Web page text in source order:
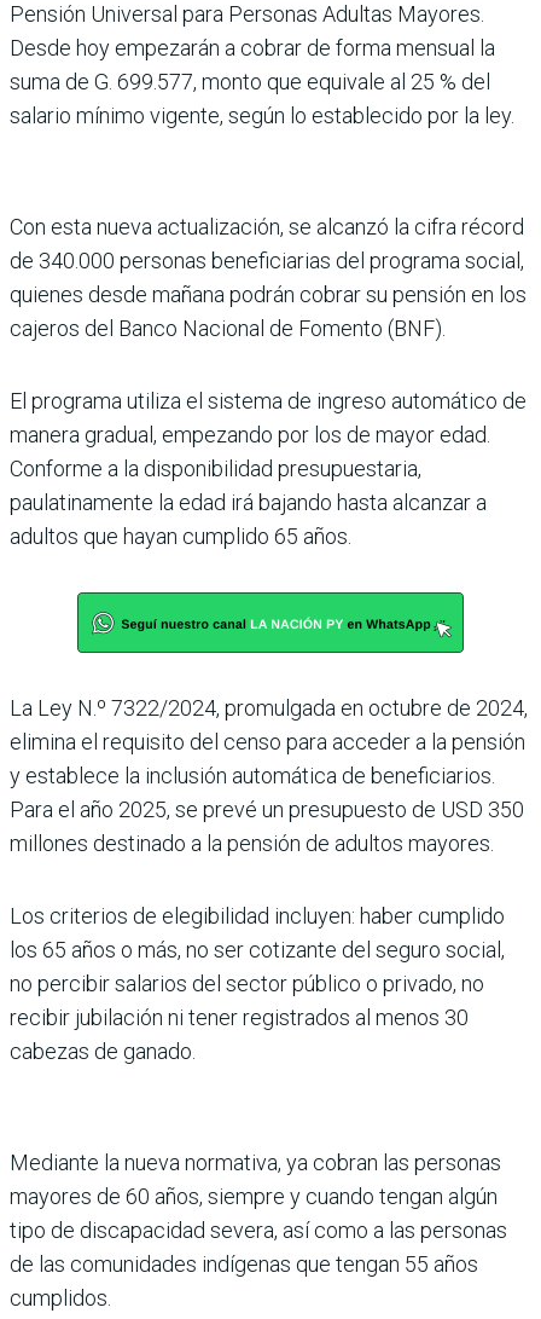
Pensión Universal para Personas Adultas Mayores.
Desde hoy empezarán a cobrar de forma mensual la
suma de G. 699.577, monto que equivale al 25 % del
salario mínimo vigente, según lo establecido por la ley.
Con esta nueva actualización, se alcanzó la cifra récord
de 340.000 personas beneficiarias del programa social,
quienes desde mañana podrán cobrar su pensión en los
cajeros del Banco Nacional de Fomento (BNF).
El programa utiliza el sistema de ingreso automático de
manera gradual, empezando por los de mayor edad.
Conforme a la disponibilidad presupuestaria,
paulatinamente la edad irá bajando hasta alcanzar a
adultos que hayan cumplido 65 años.
La Ley N.º 7322/2024, promulgada en octubre de 2024,
elimina el requisito del censo para acceder a la pensión
y establece la inclusión automática de beneficiarios.
Para el año 2025, se prevé un presupuesto de USD 350
millones destinado a la pensión de adultos mayores.
Los criterios de elegibilidad incluyen: haber cumplido
los 65 años o más, no ser cotizante del seguro social,
no percibir salarios del sector público o privado, no
recibir jubilación ni tener registrados al menos 30
cabezas de ganado.
Mediante la nueva normativa, ya cobran las personas
mayores de 60 años, siempre y cuando tengan algún
tipo de discapacidad severa, así como a las personas
de las comunidades indígenas que tengan 55 años
cumplidos.